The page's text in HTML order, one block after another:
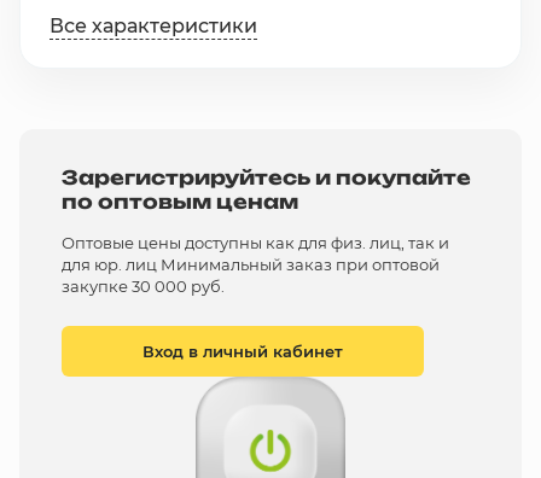
Все характеристики
Зарегистрируйтесь и покупайте
по оптовым ценам
Оптовые цены доступны как для физ. лиц, так и
для юр. лиц Минимальный заказ при оптовой
закупке 30 000 руб.
Вход в личный кабинет